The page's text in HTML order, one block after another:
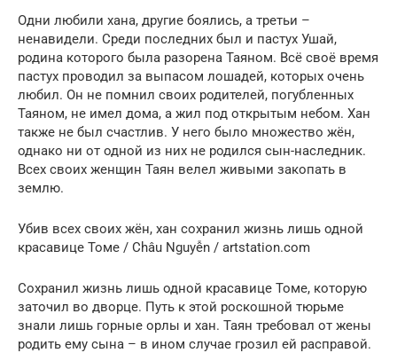
Одни любили хана, другие боялись, а третьи –
ненавидели. Среди последних был и пастух Ушай,
родина которого была разорена Таяном. Всё своё время
пастух проводил за выпасом лошадей, которых очень
любил. Он не помнил своих родителей, погубленных
Таяном, не имел дома, а жил под открытым небом. Хан
также не был счастлив. У него было множество жён,
однако ни от одной из них не родился сын-наследник.
Всех своих женщин Таян велел живыми закопать в
землю.
Убив всех своих жён, хан сохранил жизнь лишь одной
красавице Томе / Châu Nguyễn / artstation.com
Сохранил жизнь лишь одной красавице Томе, которую
заточил во дворце. Путь к этой роскошной тюрьме
знали лишь горные орлы и хан. Таян требовал от жены
родить ему сына – в ином случае грозил ей расправой.